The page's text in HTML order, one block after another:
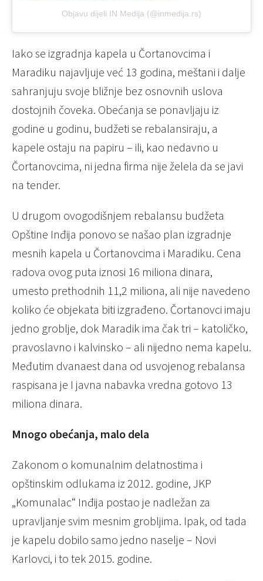
Objavu dijeli IN Medija (@inmedija.rs)
Iako se izgradnja kapela u Čortanovcima i
Maradiku najavljuje već 13 godina, meštani i dalje
sahranjuju svoje bližnje bez osnovnih uslova
dostojnih čoveka. Obećanja se ponavljaju iz
godine u godinu, budžeti se rebalansiraju, a
kapele ostaju na papiru – ili, kao nedavno u
Čortanovcima, ni jedna firma nije želela da se javi
na tender.
U drugom ovogodišnjem rebalansu budžeta
Opštine Inđija ponovo se našao plan izgradnje
mesnih kapela u Čortanovcima i Maradiku. Cena
radova ovog puta iznosi 16 miliona dinara,
umesto prethodnih 11,2 miliona, ali nije navedeno
koliko će objekata biti izgrađeno. Čortanovci imaju
jedno groblje, dok Maradik ima čak tri – katoličko,
pravoslavno i kalvinsko – ali nijedno nema kapelu.
Međutim dvanaest dana od usvojenog rebalansa
raspisana je I javna nabavka vredna gotovo 13
miliona dinara.
Mnogo obećanja, malo dela
Zakonom o komunalnim delatnostima i
opštinskim odlukama iz 2012. godine, JKP
„Komunalac“ Inđija postao je nadležan za
upravljanje svim mesnim grobljima. Ipak, od tada
je kapelu dobilo samo jedno naselje – Novi
Karlovci, i to tek 2015. godine.